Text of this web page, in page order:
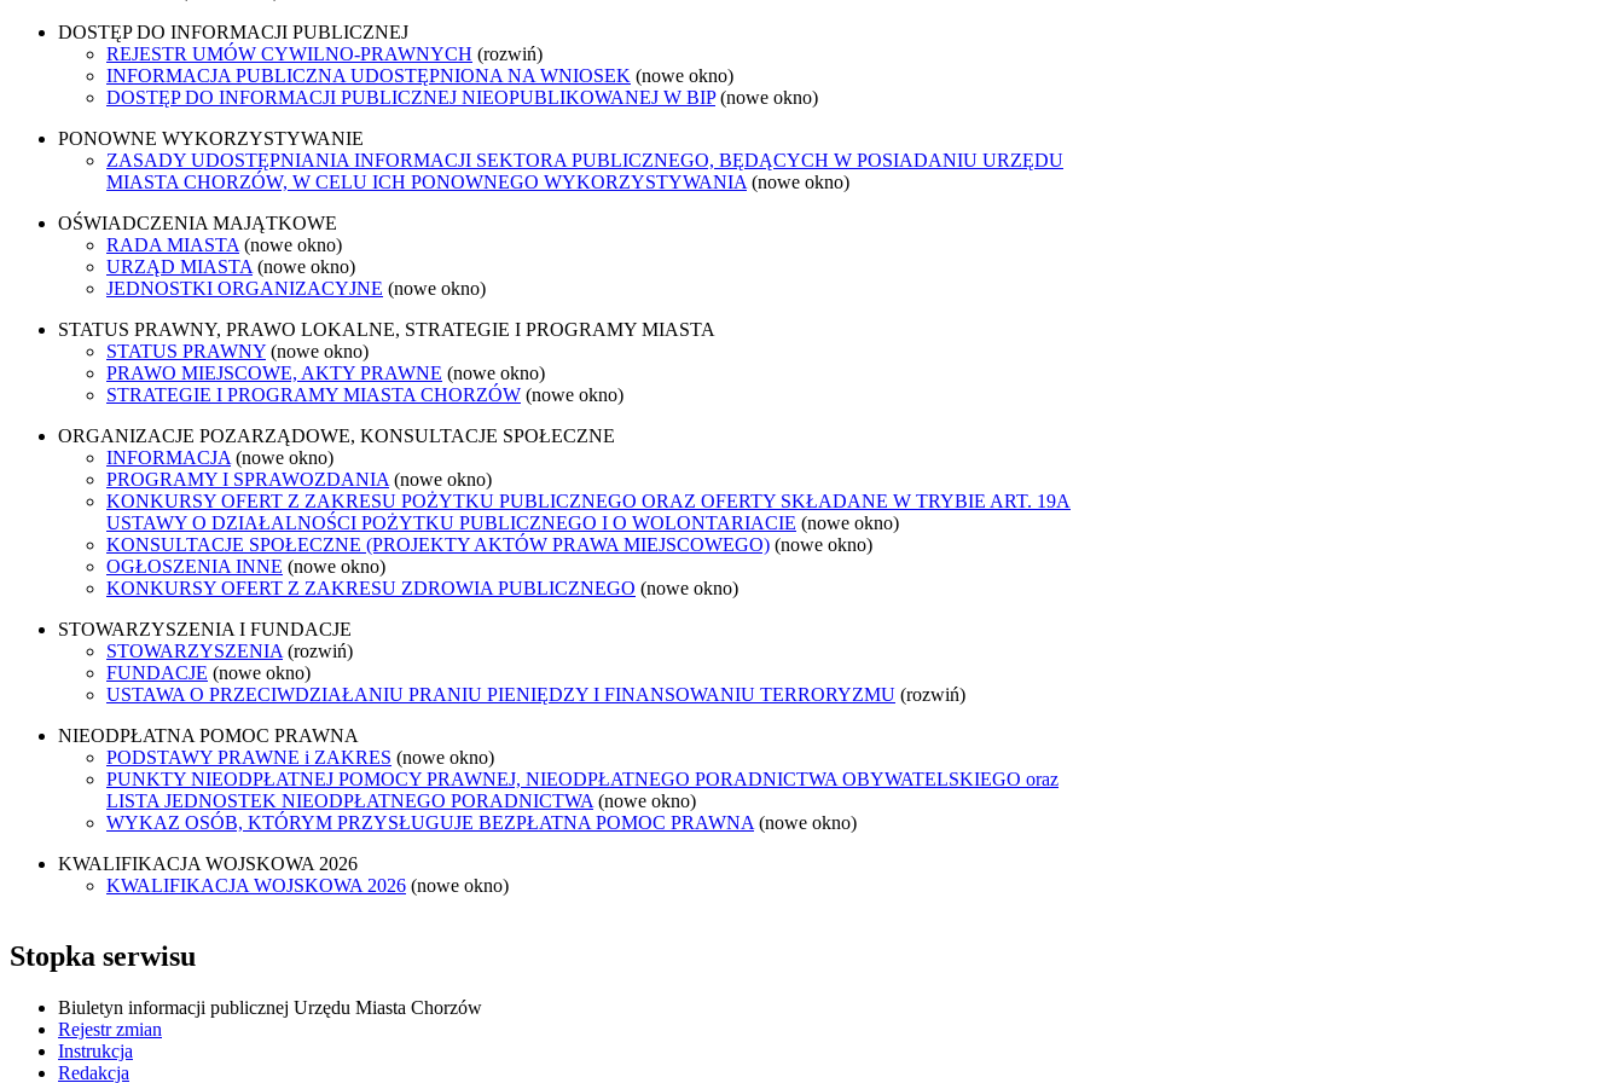
DOSTĘP DO INFORMACJI PUBLICZNEJ
REJESTR UMÓW CYWILNO-PRAWNYCH (rozwiń)
INFORMACJA PUBLICZNA UDOSTĘPNIONA NA WNIOSEK (nowe okno)
DOSTĘP DO INFORMACJI PUBLICZNEJ NIEOPUBLIKOWANEJ W BIP (nowe okno)
PONOWNE WYKORZYSTYWANIE
ZASADY UDOSTĘPNIANIA INFORMACJI SEKTORA PUBLICZNEGO, BĘDĄCYCH W POSIADANIU URZĘDU
MIASTA CHORZÓW, W CELU ICH PONOWNEGO WYKORZYSTYWANIA (nowe okno)
OŚWIADCZENIA MAJĄTKOWE
RADA MIASTA (nowe okno)
URZĄD MIASTA (nowe okno)
JEDNOSTKI ORGANIZACYJNE (nowe okno)
STATUS PRAWNY, PRAWO LOKALNE, STRATEGIE I PROGRAMY MIASTA
STATUS PRAWNY (nowe okno)
PRAWO MIEJSCOWE, AKTY PRAWNE (nowe okno)
STRATEGIE I PROGRAMY MIASTA CHORZÓW (nowe okno)
ORGANIZACJE POZARZĄDOWE, KONSULTACJE SPOŁECZNE
INFORMACJA (nowe okno)
PROGRAMY I SPRAWOZDANIA (nowe okno)
KONKURSY OFERT Z ZAKRESU POŻYTKU PUBLICZNEGO ORAZ OFERTY SKŁADANE W TRYBIE ART. 19A
USTAWY O DZIAŁALNOŚCI POŻYTKU PUBLICZNEGO I O WOLONTARIACIE (nowe okno)
KONSULTACJE SPOŁECZNE (PROJEKTY AKTÓW PRAWA MIEJSCOWEGO) (nowe okno)
OGŁOSZENIA INNE (nowe okno)
KONKURSY OFERT Z ZAKRESU ZDROWIA PUBLICZNEGO (nowe okno)
STOWARZYSZENIA I FUNDACJE
STOWARZYSZENIA (rozwiń)
FUNDACJE (nowe okno)
USTAWA O PRZECIWDZIAŁANIU PRANIU PIENIĘDZY I FINANSOWANIU TERRORYZMU (rozwiń)
NIEODPŁATNA POMOC PRAWNA
PODSTAWY PRAWNE i ZAKRES (nowe okno)
PUNKTY NIEODPŁATNEJ POMOCY PRAWNEJ, NIEODPŁATNEGO PORADNICTWA OBYWATELSKIEGO oraz
LISTA JEDNOSTEK NIEODPŁATNEGO PORADNICTWA (nowe okno)
WYKAZ OSÓB, KTÓRYM PRZYSŁUGUJE BEZPŁATNA POMOC PRAWNA (nowe okno)
KWALIFIKACJA WOJSKOWA 2026
KWALIFIKACJA WOJSKOWA 2026 (nowe okno)
Stopka serwisu
Biuletyn informacji publicznej Urzędu Miasta Chorzów
Rejestr zmian
Instrukcja
Redakcja